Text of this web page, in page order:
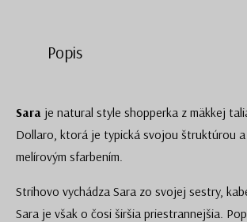
Popis
Sara je natural style shopperka z mäkkej
Dollaro, ktorá je typická svojou štruktúrou a
melírovým sfarbením.
Strihovo vychádza Sara zo svojej sestry,
Sara je však o čosi širšia priestrannejšia.